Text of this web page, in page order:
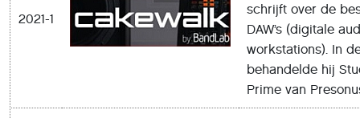
2021-1
schrijft over de
DAW’s (digitale
workstations). In
behandelde hij
Prime van